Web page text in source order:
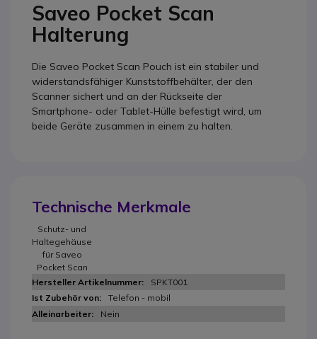
Saveo Pocket Scan
Halterung
Die Saveo Pocket Scan Pouch ist ein stabiler und
widerstandsfähiger Kunststoffbehälter, der den
Scanner sichert und an der Rückseite der
Smartphone- oder Tablet-Hülle befestigt wird, um
beide Geräte zusammen in einem zu halten.
Technische Merkmale
Schutz- und
Haltegehäuse
für Saveo
Pocket Scan
SPKT001
Telefon - mobil
Nein